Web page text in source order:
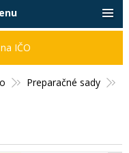
Preparačné sady
IČO